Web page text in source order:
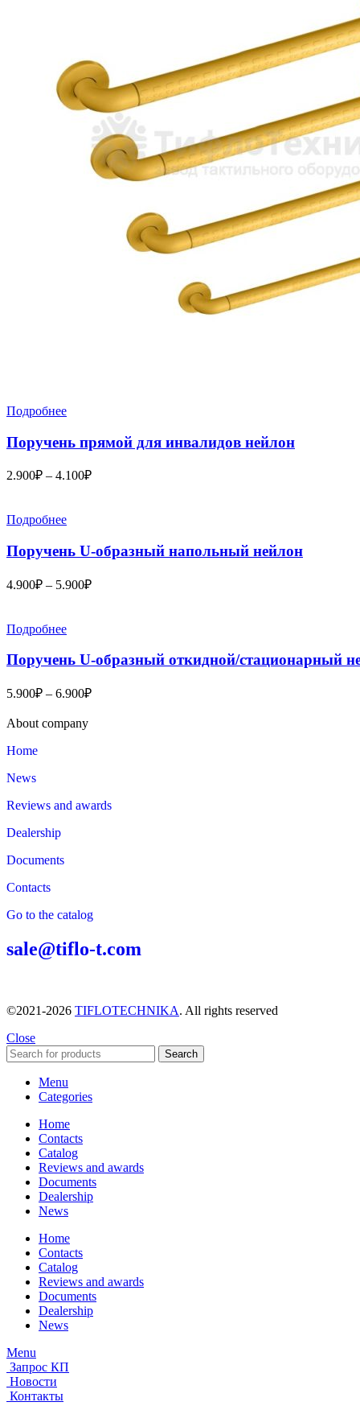
Подробнее
Поручень прямой для инвалидов нейлон
2.900₽ – 4.100₽
Подробнее
Поручень U-образный напольный нейлон
4.900₽ – 5.900₽
Подробнее
Поручень U-образный откидной/стационарный
5.900₽ – 6.900₽
About company
Home
News
Reviews and awards
Dealership
Documents
Contacts
Go to the catalog
sale@tiflo-t.com
©2021-2026 TIFLOTECHNIKA. All rights reserved
Close
Search
Menu
Categories
Home
Contacts
Catalog
Reviews and awards
Documents
Dealership
News
Home
Contacts
Catalog
Reviews and awards
Documents
Dealership
News
Menu
Запрос КП
Новости
Контакты